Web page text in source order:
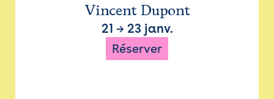
Vincent Dupont
21 → 23 janv.
Réserver